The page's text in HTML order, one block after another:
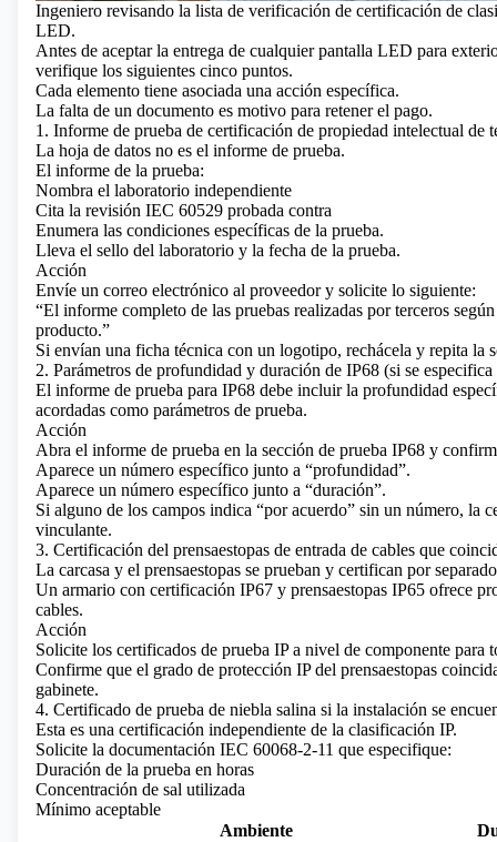
Ingeniero revisando la lista de verificación de certificación de
LED.
Antes de aceptar la entrega de cualquier pantalla LED para
verifique los siguientes cinco puntos.
Cada elemento tiene asociada una acción específica.
La falta de un documento es motivo para retener el pago.
1. Informe de prueba de certificación de propiedad intelectual de
La hoja de datos no es el informe de prueba.
El informe de la prueba:
Nombra el laboratorio independiente
Cita la revisión IEC 60529 probada contra
Enumera las condiciones específicas de la prueba.
Lleva el sello del laboratorio y la fecha de la prueba.
Acción
Envíe un correo electrónico al proveedor y solicite lo siguiente:
“El informe completo de las pruebas realizadas por terceros
producto.”
Si envían una ficha técnica con un logotipo, rechácela y repita la
2. Parámetros de profundidad y duración de IP68 (si se
El informe de prueba para IP68 debe incluir la profundidad
acordadas como parámetros de prueba.
Acción
Abra el informe de prueba en la sección de prueba IP68 y
Aparece un número específico junto a “profundidad”.
Aparece un número específico junto a “duración”.
Si alguno de los campos indica “por acuerdo” sin un número, la
vinculante.
3. Certificación del prensaestopas de entrada de cables que
La carcasa y el prensaestopas se prueban y certifican por
Un armario con certificación IP67 y prensaestopas IP65 ofrece
cables.
Acción
Solicite los certificados de prueba IP a nivel de componente para
Confirme que el grado de protección IP del prensaestopas
gabinete.
4. Certificado de prueba de niebla salina si la instalación se
Esta es una certificación independiente de la clasificación IP.
Solicite la documentación IEC 60068-2-11 que especifique:
Duración de la prueba en horas
Concentración de sal utilizada
Mínimo aceptable
Ambiente